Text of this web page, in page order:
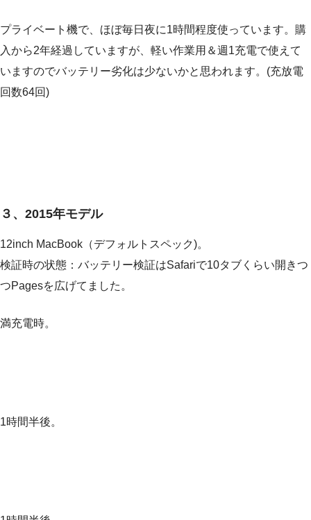
プライベート機で、ほぼ毎日夜に1時間程度使っています。購
入から2年経過していますが、軽い作業用＆週1充電で使えて
いますのでバッテリー劣化は少ないかと思われます。(充放電
回数64回)
３、2015年モデル
12inch MacBook（デフォルトスペック)。
検証時の状態：バッテリー検証はSafariで10タブくらい開きつ
つPagesを広げてました。
満充電時。
1時間半後。